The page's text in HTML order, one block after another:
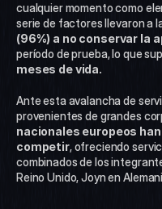
cualquier momento como
serie de factores llevaron a
(96%) a no conservar la
período de prueba, lo que
meses de vida.
Ante esta avalancha de
provenientes de grandes
nacionales europeos
competir, ofreciendo
combinados de los
Reino Unido, Joyn en